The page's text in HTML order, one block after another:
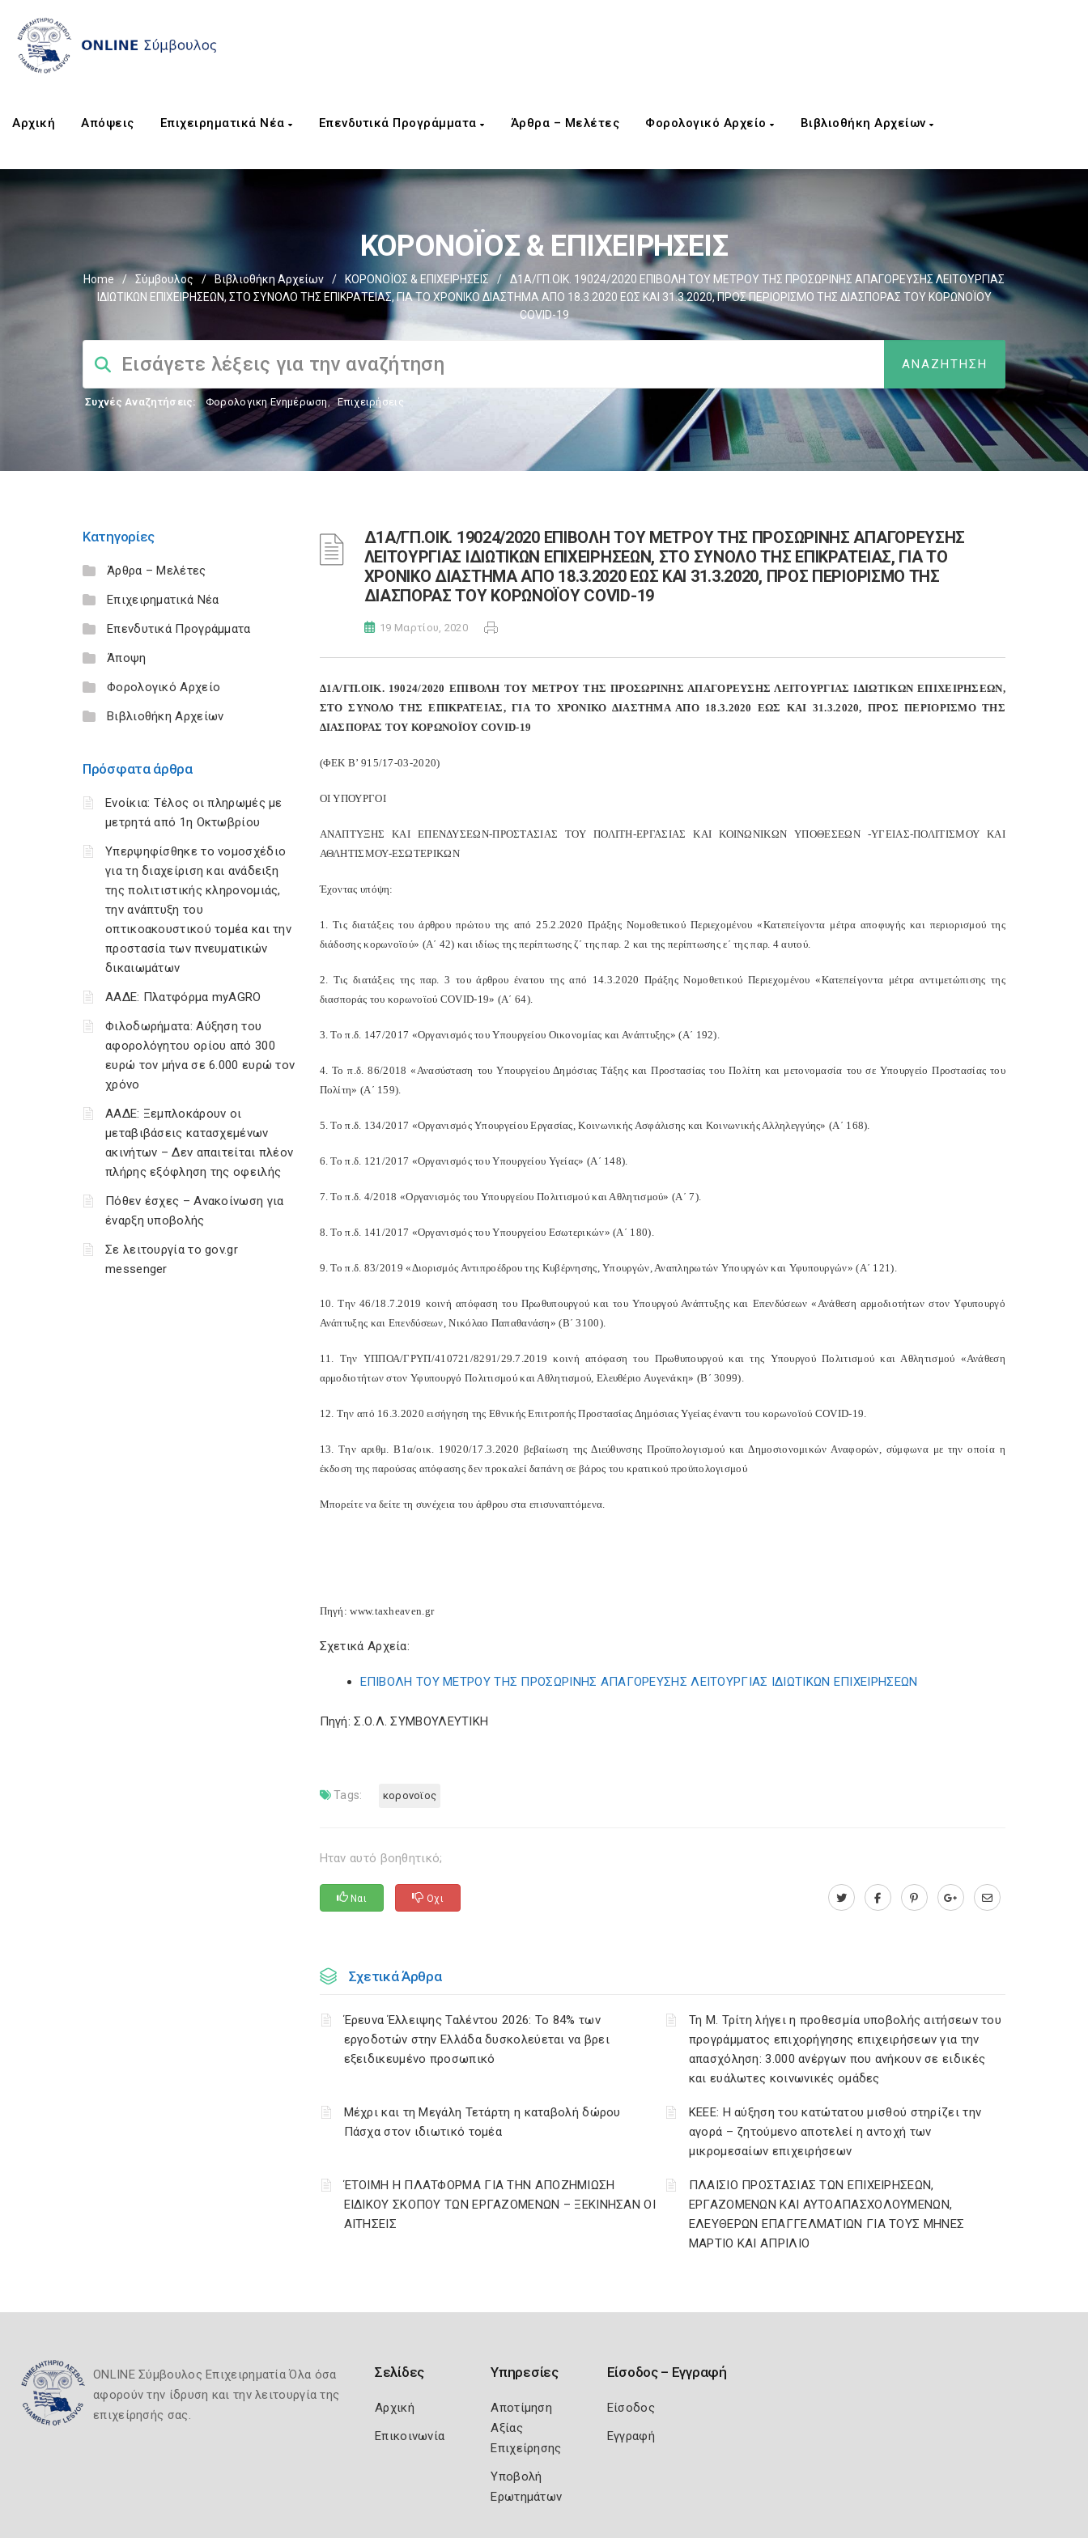
Αρχική Απόψεις Επιχειρηματικά Νέα Επενδυτικά Προγράμματα Άρθρα – Μελέτες Φορολογικό Αρχείο Βιβλιοθήκη Αρχείων
ΚΟΡΟΝΟΪΟΣ & ΕΠΙΧΕΙΡΗΣΕΙΣ
Home / Σύμβουλος / Βιβλιοθήκη Αρχείων / ΚΟΡΟΝΟΪΟΣ & ΕΠΙΧΕΙΡΗΣΕΙΣ /
Δ1Α/ΓΠ.ΟΙΚ. 19024/2020 ΕΠΙΒΟΛΗ ΤΟΥ ΜΕΤΡΟΥ ΤΗΣ ΠΡΟΣΩΡΙΝΗΣ ΑΠΑΓΟΡΕΥΣΗΣ ΛΕΙΤΟΥΡΓΙΑΣ
ΙΔΙΩΤΙΚΩΝ ΕΠΙΧΕΙΡΗΣΕΩΝ, ΣΤΟ ΣΥΝΟΛΟ ΤΗΣ ΕΠΙΚΡΑΤΕΙΑΣ, ΓΙΑ ΤΟ ΧΡΟΝΙΚΟ ΔΙΑΣΤΗΜΑ ΑΠΟ 18.3.2020 ΕΩΣ ΚΑΙ 31.3.2020, ΠΡΟΣ ΠΕΡΙΟΡΙΣΜΟ ΤΗΣ ΔΙΑΣΠΟΡΑΣ ΤΟΥ ΚΟΡΩΝΟΪΟΥ
COVID-19
Συχνές Αναζητήσεις: Φορολογικη Ενημέρωση, Επιχειρήσεις
Κατηγορίες
Άρθρα – Μελέτες
Επιχειρηματικά Νέα
Επενδυτικά Προγράμματα
Άποψη
Φορολογικό Αρχείο
Βιβλιοθήκη Αρχείων
Πρόσφατα άρθρα
Ενοίκια: Τέλος οι πληρωμές με
μετρητά από 1η Οκτωβρίου
Υπερψηφίσθηκε το νομοσχέδιο
για τη διαχείριση και ανάδειξη
της πολιτιστικής κληρονομιάς,
την ανάπτυξη του
οπτικοακουστικού τομέα και την
προστασία των πνευματικών
δικαιωμάτων
ΑΑΔΕ: Πλατφόρμα myAGRO
Φιλοδωρήματα: Αύξηση του
αφορολόγητου ορίου από 300
ευρώ τον μήνα σε 6.000 ευρώ τον
χρόνο
ΑΑΔΕ: Ξεμπλοκάρουν οι
μεταβιβάσεις κατασχεμένων
ακινήτων – Δεν απαιτείται πλέον
πλήρης εξόφληση της οφειλής
Πόθεν έσχες – Ανακοίνωση για
έναρξη υποβολής
Σε λειτουργία το gov.gr
messenger
Δ1Α/ΓΠ.ΟΙΚ. 19024/2020 ΕΠΙΒΟΛΗ ΤΟΥ ΜΕΤΡΟΥ ΤΗΣ ΠΡΟΣΩΡΙΝΗΣ ΑΠΑΓΟΡΕΥΣΗΣ
ΛΕΙΤΟΥΡΓΙΑΣ ΙΔΙΩΤΙΚΩΝ ΕΠΙΧΕΙΡΗΣΕΩΝ, ΣΤΟ ΣΥΝΟΛΟ ΤΗΣ ΕΠΙΚΡΑΤΕΙΑΣ, ΓΙΑ ΤΟ
ΧΡΟΝΙΚΟ ΔΙΑΣΤΗΜΑ ΑΠΟ 18.3.2020 ΕΩΣ ΚΑΙ 31.3.2020, ΠΡΟΣ ΠΕΡΙΟΡΙΣΜΟ ΤΗΣ
ΔΙΑΣΠΟΡΑΣ ΤΟΥ ΚΟΡΩΝΟΪΟΥ COVID-19
19 Μαρτίου, 2020
Δ1Α/ΓΠ.ΟΙΚ. 19024/2020 ΕΠΙΒΟΛΗ ΤΟΥ ΜΕΤΡΟΥ ΤΗΣ ΠΡΟΣΩΡΙΝΗΣ ΑΠΑΓΟΡΕΥΣΗΣ ΛΕΙΤΟΥΡΓΙΑΣ ΙΔΙΩΤΙΚΩΝ ΕΠΙΧΕΙΡΗΣΕΩΝ,
ΣΤΟ ΣΥΝΟΛΟ ΤΗΣ ΕΠΙΚΡΑΤΕΙΑΣ, ΓΙΑ ΤΟ ΧΡΟΝΙΚΟ ΔΙΑΣΤΗΜΑ ΑΠΟ 18.3.2020 ΕΩΣ ΚΑΙ 31.3.2020, ΠΡΟΣ ΠΕΡΙΟΡΙΣΜΟ ΤΗΣ
ΔΙΑΣΠΟΡΑΣ ΤΟΥ ΚΟΡΩΝΟΪΟΥ COVID-19
(ΦΕΚ B’ 915/17-03-2020)
ΟΙ ΥΠΟΥΡΓΟΙ
ΑΝΑΠΤΥΞΗΣ ΚΑΙ ΕΠΕΝΔΥΣΕΩΝ-ΠΡΟΣΤΑΣΙΑΣ ΤΟΥ ΠΟΛΙΤΗ-ΕΡΓΑΣΙΑΣ ΚΑΙ ΚΟΙΝΩΝΙΚΩΝ ΥΠΟΘΕΣΕΩΝ -ΥΓΕΙΑΣ-ΠΟΛΙΤΙΣΜΟΥ ΚΑΙ
ΑΘΛΗΤΙΣΜΟΥ-ΕΣΩΤΕΡΙΚΩΝ
Έχοντας υπόψη:
1. Τις διατάξεις του άρθρου πρώτου της από 25.2.2020 Πράξης Νομοθετικού Περιεχομένου «Κατεπείγοντα μέτρα αποφυγής και περιορισμού της
διάδοσης κορωνοϊού» (Α΄ 42) και ιδίως της περίπτωσης ζ΄ της παρ. 2 και της περίπτωσης ε΄ της παρ. 4 αυτού.
2. Τις διατάξεις της παρ. 3 του άρθρου ένατου της από 14.3.2020 Πράξης Νομοθετικού Περιεχομένου «Κατεπείγοντα μέτρα αντιμετώπισης της
διασποράς του κορωνοϊού COVID-19» (Α΄ 64).
3. Το π.δ. 147/2017 «Οργανισμός του Υπουργείου Οικονομίας και Ανάπτυξης» (Α΄ 192).
4. Το π.δ. 86/2018 «Ανασύσταση του Υπουργείου Δημόσιας Τάξης και Προστασίας του Πολίτη και μετονομασία του σε Υπουργείο Προστασίας του
Πολίτη» (Α΄ 159).
5. Το π.δ. 134/2017 «Οργανισμός Υπουργείου Εργασίας, Κοινωνικής Ασφάλισης και Κοινωνικής Αλληλεγγύης» (Α΄ 168).
6. Το π.δ. 121/2017 «Οργανισμός του Υπουργείου Υγείας» (Α΄ 148).
7. Το π.δ. 4/2018 «Οργανισμός του Υπουργείου Πολιτισμού και Αθλητισμού» (Α΄ 7).
8. Το π.δ. 141/2017 «Οργανισμός του Υπουργείου Εσωτερικών» (Α΄ 180).
9. Το π.δ. 83/2019 «Διορισμός Αντιπροέδρου της Κυβέρνησης, Υπουργών, Αναπληρωτών Υπουργών και Υφυπουργών» (Α΄ 121).
10. Την 46/18.7.2019 κοινή απόφαση του Πρωθυπουργού και του Υπουργού Ανάπτυξης και Επενδύσεων «Ανάθεση αρμοδιοτήτων στον Υφυπουργό
Ανάπτυξης και Επενδύσεων, Νικόλαο Παπαθανάση» (Β΄ 3100).
11. Την ΥΠΠΟΑ/ΓΡΥΠ/410721/8291/29.7.2019 κοινή απόφαση του Πρωθυπουργού και της Υπουργού Πολιτισμού και Αθλητισμού «Ανάθεση
αρμοδιοτήτων στον Υφυπουργό Πολιτισμού και Αθλητισμού, Ελευθέριο Αυγενάκη» (Β΄ 3099).
12. Την από 16.3.2020 εισήγηση της Εθνικής Επιτροπής Προστασίας Δημόσιας Υγείας έναντι του κορωνοϊού COVID-19.
13. Την αριθμ. Β1α/οικ. 19020/17.3.2020 βεβαίωση της Διεύθυνσης Προϋπολογισμού και Δημοσιονομικών Αναφορών, σύμφωνα με την οποία η
έκδοση της παρούσας απόφασης δεν προκαλεί δαπάνη σε βάρος του κρατικού προϋπολογισμού
Μπορείτε να δείτε τη συνέχεια του άρθρου στα επισυναπτόμενα.
Πηγή: www.taxheaven.gr
Σχετικά Αρχεία:
ΕΠΙΒΟΛΗ ΤΟΥ ΜΕΤΡΟΥ ΤΗΣ ΠΡΟΣΩΡΙΝΗΣ ΑΠΑΓΟΡΕΥΣΗΣ ΛΕΙΤΟΥΡΓΙΑΣ ΙΔΙΩΤΙΚΩΝ ΕΠΙΧΕΙΡΗΣΕΩΝ
Πηγή: Σ.Ο.Λ. ΣΥΜΒΟΥΛΕΥΤΙΚΗ
Tags: κορονοϊος
Ηταν αυτό βοηθητικό;
Ναι Οχι
Σχετικά Άρθρα
Έρευνα Έλλειψης Ταλέντου 2026: Το 84% των
εργοδοτών στην Ελλάδα δυσκολεύεται να βρει
εξειδικευμένο προσωπικό
Τη Μ. Τρίτη λήγει η προθεσμία υποβολής αιτήσεων του
προγράμματος επιχορήγησης επιχειρήσεων για την
απασχόληση: 3.000 ανέργων που ανήκουν σε ειδικές
και ευάλωτες κοινωνικές ομάδες
Μέχρι και τη Μεγάλη Τετάρτη η καταβολή δώρου
Πάσχα στον ιδιωτικό τομέα
ΚΕΕΕ: Η αύξηση του κατώτατου μισθού στηρίζει την
αγορά – ζητούμενο αποτελεί η αντοχή των
μικρομεσαίων επιχειρήσεων
ΈΤΟΙΜΗ Η ΠΛΑΤΦΟΡΜΑ ΓΙΑ ΤΗΝ ΑΠΟΖΗΜΙΩΣΗ
ΕΙΔΙΚΟΥ ΣΚΟΠΟΥ ΤΩΝ ΕΡΓΑΖΟΜΕΝΩΝ – ΞΕΚΙΝΗΣΑΝ ΟΙ
ΑΙΤΗΣΕΙΣ
ΠΛΑΙΣΙΟ ΠΡΟΣΤΑΣΙΑΣ ΤΩΝ ΕΠΙΧΕΙΡΗΣΕΩΝ,
ΕΡΓΑΖΟΜΕΝΩΝ ΚΑΙ ΑΥΤΟΑΠΑΣΧΟΛΟΥΜΕΝΩΝ,
ΕΛΕΥΘΕΡΩΝ ΕΠΑΓΓΕΛΜΑΤΙΩΝ ΓΙΑ ΤΟΥΣ ΜΗΝΕΣ
ΜΑΡΤΙΟ ΚΑΙ ΑΠΡΙΛΙΟ
ONLINE Σύμβουλος Επιχειρηματία Όλα όσα
αφορούν την ίδρυση και την λειτουργία της
επιχείρησής σας.
Σελίδες
Αρχική
Επικοινωνία
Υπηρεσίες
Αποτίμηση
Αξίας
Επιχείρησης
Υποβολή
Ερωτημάτων
Είσοδος – Εγγραφή
Είσοδος
Εγγραφή